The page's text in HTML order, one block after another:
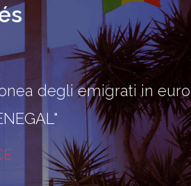
degli emigrati in